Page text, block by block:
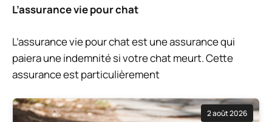
L’assurance vie pour chat
L’assurance vie pour chat est une assurance qui
paiera une indemnité si votre chat meurt. Cette
assurance est particulièrement
2 août 2026